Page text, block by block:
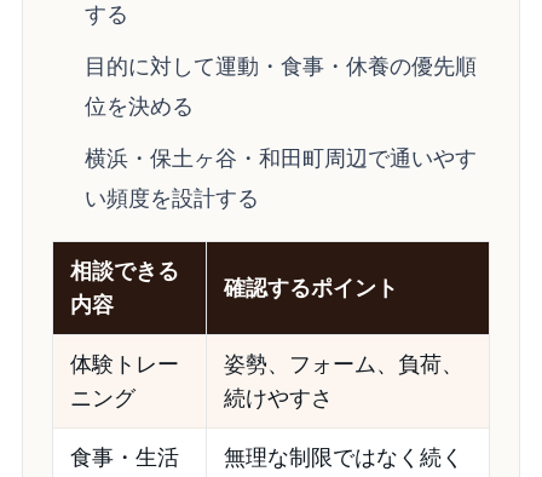
する
目的に対して運動・食事・休養の優先順
位を決める
横浜・保土ヶ谷・和田町周辺で通いやす
い頻度を設計する
相談できる
内容
確認するポイント
体験トレー
ニング
姿勢、フォーム、負荷、
続けやすさ
食事・生活
無理な制限ではなく続く